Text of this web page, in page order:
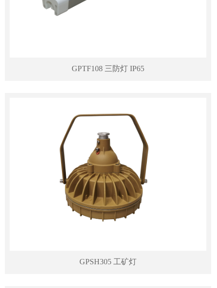
GPTF108 三防灯 IP65
GPSH305 工矿灯